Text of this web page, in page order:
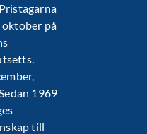
på
1969
till